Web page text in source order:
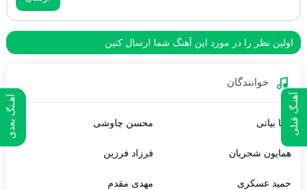
آهنـگ قبلی آهـنگ بعدی
اولین نظر را در مورد این آهنگ شما ارسال کنین
خوانندگان
پویا بیاتی محسن چاوشی
همایون شجریان فرزاد فرزین
حمید عسکری مهدی مقدم